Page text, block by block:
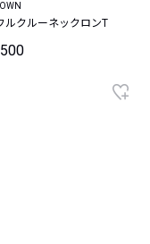
ルクルーネックロンT